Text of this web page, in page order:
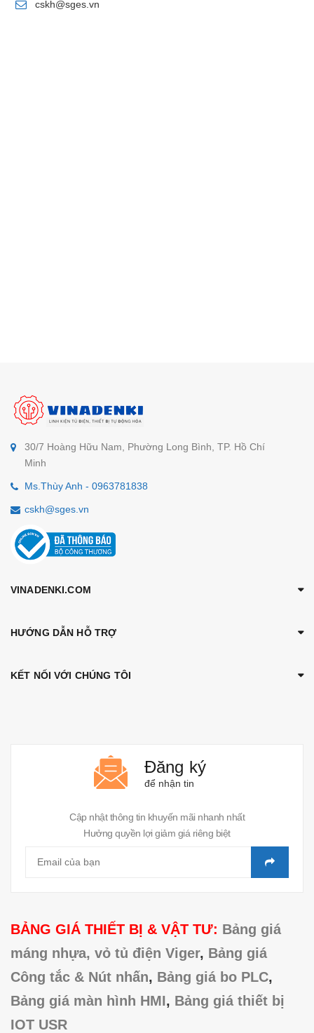
cskh@sges.vn
30/7 Hoàng Hữu Nam, Phường Long Bình, TP. Hồ Chí
Minh
Ms.Thùy Anh - 0963781838
cskh@sges.vn
VINADENKI.COM
HƯỚNG DẪN HỖ TRỢ
KẾT NỐI VỚI CHÚNG TÔI
Đăng ký
để nhận tin
Cập nhật thông tin khuyến mãi nhanh nhất
Hưởng quyền lợi giảm giá riêng biệt
BẢNG GIÁ THIẾT BỊ & VẬT TƯ: Bảng giá
máng nhựa, vỏ tủ điện Viger, Bảng giá
Công tắc & Nút nhấn, Bảng giá bo PLC,
Bảng giá màn hình HMI, Bảng giá thiết bị
IOT USR